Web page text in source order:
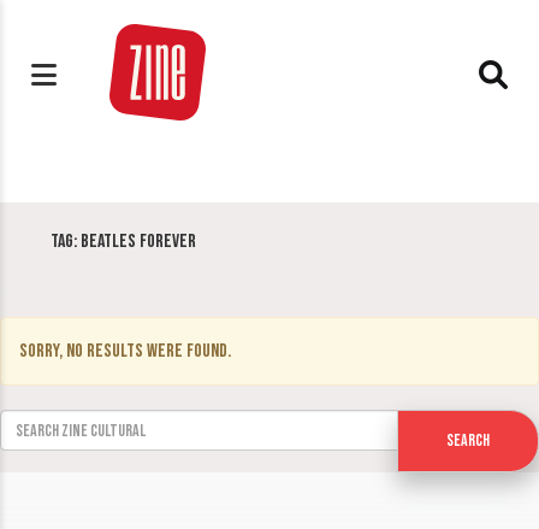
Tag: Beatles Forever
Sorry, no results were found.
Search for:
Search